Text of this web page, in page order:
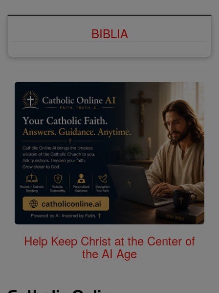
BIBLIA
Help Keep Christ at the Center of
the AI Age